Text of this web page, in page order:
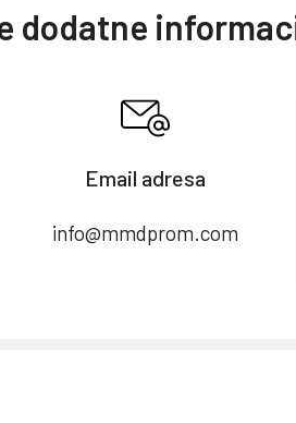
dodatne
Email adresa
info@mmdprom.com